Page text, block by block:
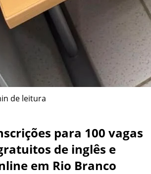
de leitura
para 100 vagas
de inglês e
em Rio Branco